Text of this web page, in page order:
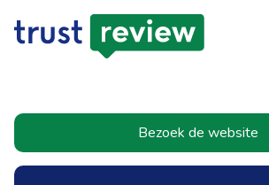
Bezoek de website